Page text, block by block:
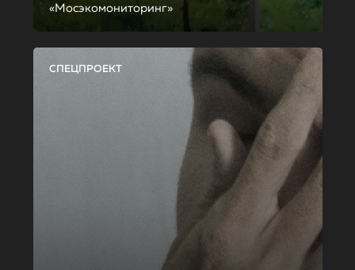
«Мосэкомониторинг»
СПЕЦПРОЕКТ